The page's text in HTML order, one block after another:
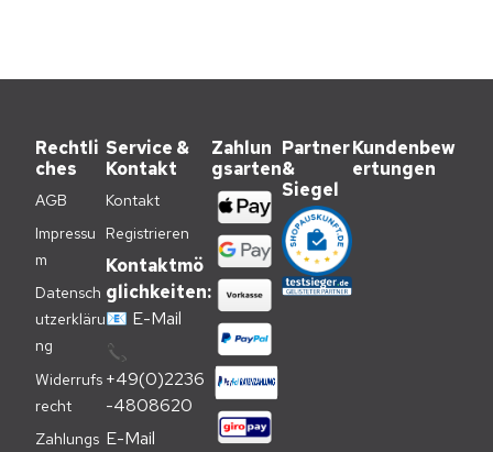
Rechtli
ches
AGB
Impressu
m
Datensch
utzerkläru
ng
Widerrufs
recht
Zahlungs
Service &
Kontakt
Kontakt
Registrieren
Kontaktmö
glichkeiten:
📧 E-Mail
📞
+49(0)2236
-4808620
E-Mail
Zahlun
gsarten
Partner
&
Siegel
Kundenbew
ertungen